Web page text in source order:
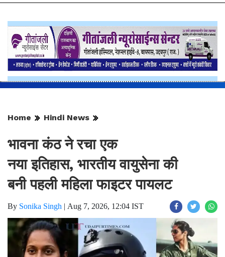
Home Hindi News
भावना कंठ ने रचा एक
नया इतिहास, भारतीय वायुसेना की
बनी पहली महिला फाइटर पायलट
By Sonika Singh | Aug 7, 2026, 12:04 IST